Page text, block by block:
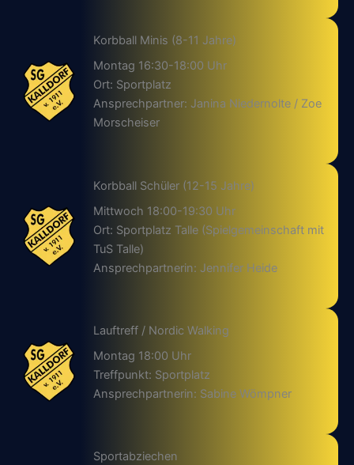
Korbball Minis (8-11 Jahre)
Montag 16:30-18:00 Uhr
Ort: Sportplatz
Ansprechpartner: Janina Niedernolte / Zoe
Morscheiser
Korbball Schüler (12-15 Jahre)
Mittwoch 18:00-19:30 Uhr
Ort: Sportplatz Talle (Spielgemeinschaft mit
TuS Talle)
Ansprechpartnerin: Jennifer Heide
Lauftreff / Nordic Walking
Montag 18:00 Uhr
Treffpunkt: Sportplatz
Ansprechpartnerin: Sabine Wömpner
Sportabziechen